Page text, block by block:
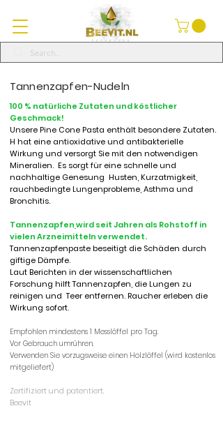
100 % natürliche Zutaten und köstlicher
Geschmack!
UnserePine Cone Pasta enthält besondere Zutaten.
H hat eine antioxidative und antibakterielle
Wirkung und versorgt Sie mit den notwendigen
Mineralien. Es sorgt für eine schnelle und
nachhaltige Genesung Husten, Kurzatmigkeit,
rauchbedingte Lungenprobleme, Asthma und
Bronchitis.
Tannenzapfenwird seit Jahren als Rohstoff in
vielen Arzneimitteln verwendet.
Tannenzapfenpaste beseitigt die Schäden durch
giftige Dämpfe.
Laut Berichten in der wissenschaftlichen
Forschung hilft Tannenzapfen, die Lungen zu
reinigen und Teer entfernen. Raucher erleben die
Wirkung sofort.
Empfohlen mindestens 1 Messlöffel pro Tag.
Vor Gebrauch umrühren.
Verwenden Sie vorzugsweise einen Holzlöffel (wird kostenlos
mitgeliefert)
Zertifiziert und patentiert.
Beevit
Tannenzapfen-Nudeln